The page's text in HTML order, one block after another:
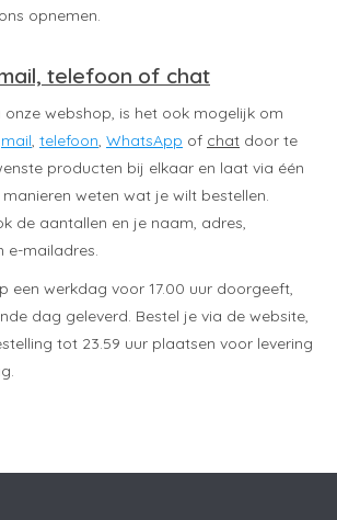
opnemen.
telefoon of chat
onze webshop, is het ook mogelijk om
mail, telefoon, WhatsApp of chat door te
producten bij elkaar en laat via één
weten wat je wilt bestellen.
de aantallen en je naam, adres,
e-mailadres.
een werkdag voor 17.00 uur doorgeeft,
dag geleverd. Bestel je via de website,
tot 23.59 uur plaatsen voor levering